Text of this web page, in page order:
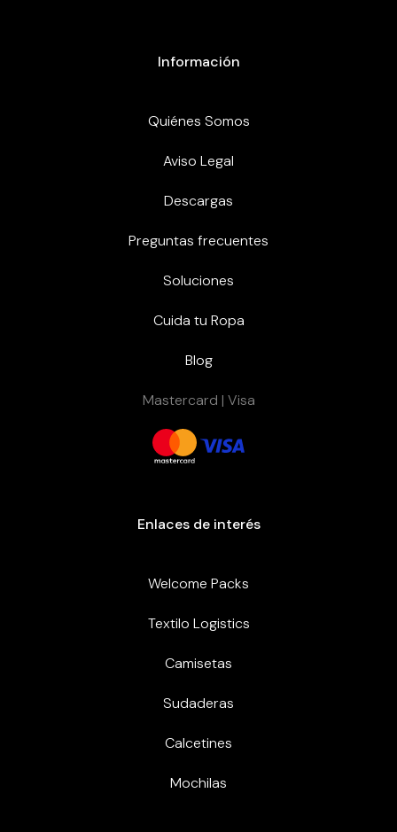
Información
Quiénes Somos
Aviso Legal
Descargas
Preguntas frecuentes
Soluciones
Cuida tu Ropa
Blog
Mastercard | Visa
Enlaces de interés
Welcome Packs
Textilo Logistics
Camisetas
Sudaderas
Calcetines
Mochilas